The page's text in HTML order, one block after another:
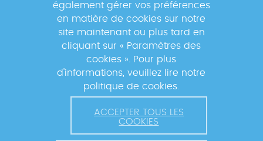
En s'inscrivant à la newsletter, vos données seront
traitées par la Fondation Mérieux pour vous envoyer des
informations sur nos activités et vous informer des
événements à venir. Pour plus d'informations, veuillez
Politique de confidentialité
également gérer vos préférences
en matière de cookies sur notre
site maintenant ou plus tard en
cliquant sur « Paramètres des
cookies ». Pour plus
d'informations, veuillez lire notre
politique de cookies.
ACCEPTER TOUS LES
COOKIES